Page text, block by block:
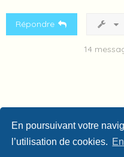
En poursuivant votre
l’utilisation de cookies.
Répondre
14